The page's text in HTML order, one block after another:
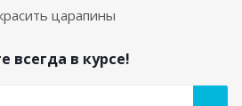
царапины
всегда в курсе!